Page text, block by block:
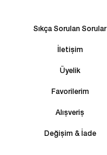
Sıkça Sorulan Sorular
İletişim
Üyelik
Favorilerim
Alışveriş
Değişim & İade